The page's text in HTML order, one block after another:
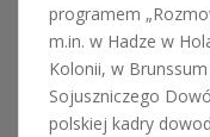
programem
m.in. w Hadze w
Kolonii, w
Sojuszniczego
polskiej kadry